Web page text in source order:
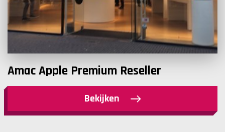
Amac Apple Premium Reseller
Bekijken